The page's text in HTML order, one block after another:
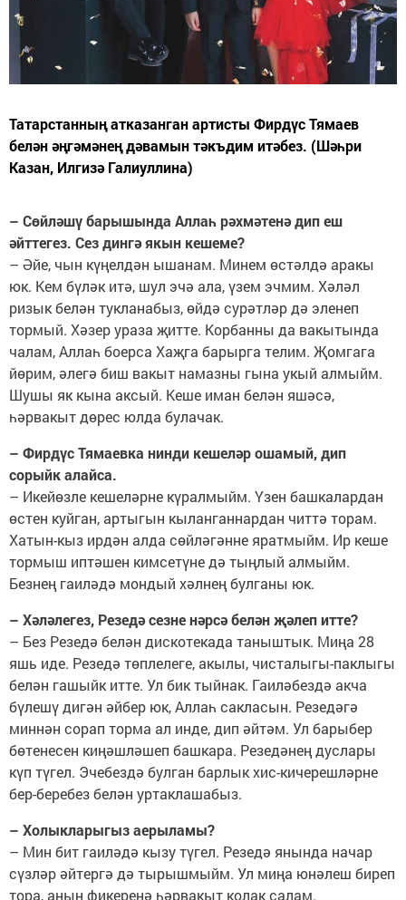
Татарстанның атказанган артисты Фирдүс Тямаев
белән әңгәмәнең дәвамын тәкъдим итәбез. (Шәһри
Казан, Илгизә Галиуллина)
– Сөйләшү барышында Аллаһ рәхмәтенә дип еш
әйттегез. Сез дингә якын кешеме?
– Әйе, чын күңелдән ышанам. Минем өстәлдә аракы
юк. Кем бүләк итә, шул эчә ала, үзем эчмим. Хәләл
ризык белән тукланабыз, өйдә сурәтләр дә эленеп
тормый. Хәзер ураза җитте. Корбанны да вакытында
чалам, Аллаһ боерса Хаҗга барырга телим. Җомгага
йөрим, әлегә биш вакыт намазны гына укый алмыйм.
Шушы як кына аксый. Кеше иман белән яшәсә,
һәрвакыт дөрес юлда булачак.
– Фирдүс Тямаевка нинди кешеләр ошамый, дип
сорыйк алайса.
– Икейөзле кешеләрне күралмыйм. Үзен башкалардан
өстен куйган, артыгын кыланганнардан читтә торам.
Хатын-кыз ирдән алда сөйләгәнне яратмыйм. Ир кеше
тормыш иптәшен кимсетүне дә тыңлый алмыйм.
Безнең гаиләдә мондый хәлнең булганы юк.
– Хәләлегез, Резедә сезне нәрсә белән җәлеп итте?
– Без Резедә белән дискотекада таныштык. Миңа 28
яшь иде. Резедә төплелеге, акылы, чисталыгы-паклыгы
белән гашыйк итте. Ул бик тыйнак. Гаиләбездә акча
бүлешү дигән әйбер юк, Аллаһ сакласын. Резедәгә
миннән сорап торма ал инде, дип әйтәм. Ул барыбер
бөтенесен киңәшләшеп башкара. Резедәнең дуслары
күп түгел. Эчебездә булган барлык хис-кичерешләрне
бер-беребез белән уртаклашабыз.
– Холыкларыгыз аерыламы?
– Мин бит гаиләдә кызу түгел. Резедә янында начар
сүзләр әйтергә дә тырышмыйм. Ул миңа юнәлеш биреп
тора, аның фикеренә һәрвакыт колак салам.